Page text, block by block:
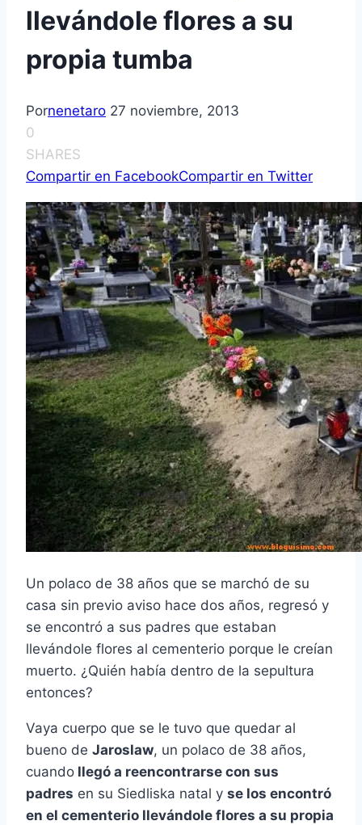
llevándole flores a su
propia tumba
Pornenetaro 27 noviembre, 2013
0
SHARES
Compartir en FacebookCompartir en Twitter
Un polaco de 38 años que se marchó de su
casa sin previo aviso hace dos años, regresó y
se encontró a sus padres que estaban
llevándole flores al cementerio porque le creían
muerto. ¿Quién había dentro de la sepultura
entonces?
Vaya cuerpo que se le tuvo que quedar al
bueno de Jaroslaw, un polaco de 38 años,
cuando llegó a reencontrarse con sus
padres en su Siedliska natal y se los encontró
en el cementerio llevándole flores a su propia